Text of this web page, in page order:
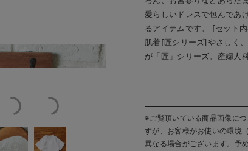
愛らしいドレスで包んであ
るアイテムです。 [セット
肌着[匠シリーズ]やさしく
が「匠」シリーズ。産婦人
※ご覧頂いている商品画像に
すが、 お客様がお使いの環境
異なる場合がございます。予